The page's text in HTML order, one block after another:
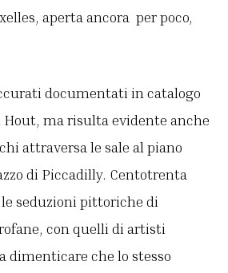
aperta ancora per poco,
documentati in catalogo
Hout, ma risulta evidente anche
attraversa le sale al piano
di Piccadilly. Centotrenta
seduzioni pittoriche di
con quelli di artisti
dimenticare che lo stesso